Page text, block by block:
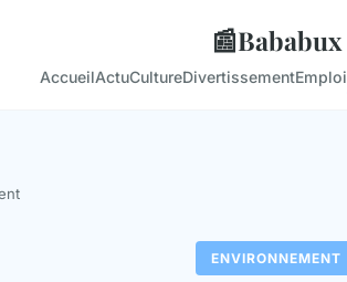
📰Bababux
AccueilActuCultureDivertissementEmploi
ENVIRONNEMENT